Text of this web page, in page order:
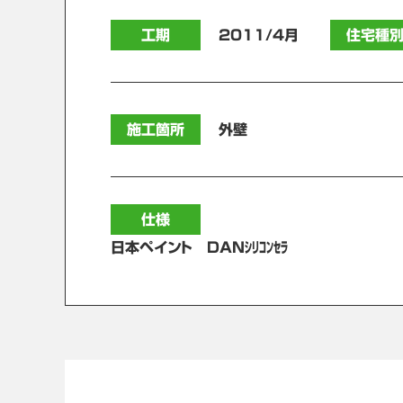
工期 2011/4月 住宅種別
施工箇所 外壁
仕様
日本ペイント DANｼﾘｺﾝｾﾗ